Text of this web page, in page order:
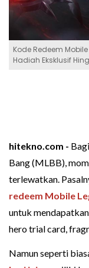
Kode Redeem
Hadiah Eksklusif
hitekno.com -
Bang (MLBB),
terlewatkan.
redeem Mobile
untuk
hero trial card,
Namun seperti